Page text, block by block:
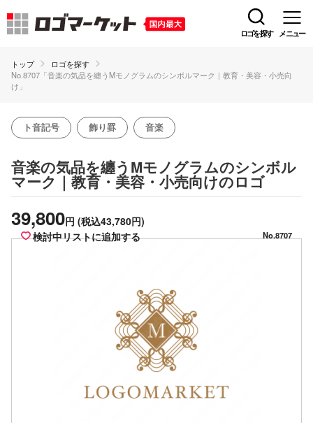
ロゴを探す メニュー
トップ
ロゴを探す
No.8707「音楽の気品を纏うMモノグラムのシンボルマーク｜教育・美容・小売向
け」
ト音記号 飾り罫 音楽
音楽の気品を纏うMモノグラムのシンボル
マーク｜教育・美容・小売向けのロゴ
39,800円 (税込43,780円)
検討中リストに追加する
No.8707